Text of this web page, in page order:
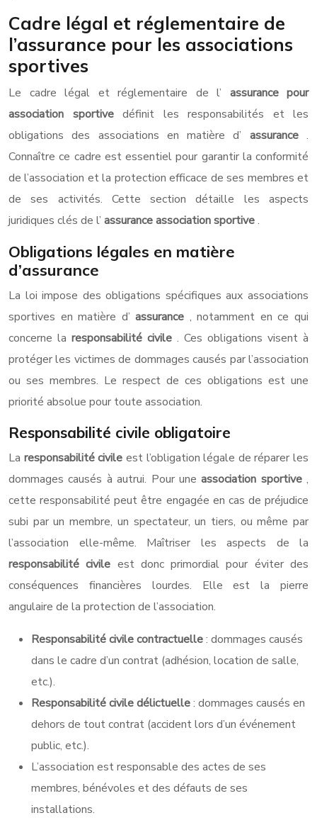
Cadre légal et réglementaire de
l’assurance pour les associations
sportives
Le cadre légal et réglementaire de l’ assurance pour
association sportive définit les responsabilités et les
obligations des associations en matière d’ assurance.
Connaître ce cadre est essentiel pour garantir la conformité
de l’association et la protection efficace de ses membres et
de ses activités. Cette section détaille les aspects
juridiques clés de l’ assurance association sportive.
Obligations légales en matière
d’assurance
La loi impose des obligations spécifiques aux associations
sportives en matière d’assurance , notamment en ce qui
concerne la responsabilité civile . Ces obligations visent à
protéger les victimes de dommages causés par l’association
ou ses membres. Le respect de ces obligations est une
priorité absolue pour toute association.
Responsabilité civile obligatoire
La responsabilité civile est l’obligation légale de réparer les
dommages causés à autrui. Pour uneassociation sportive ,
cette responsabilité peut être engagée en cas de préjudice
subi par un membre, un spectateur, un tiers, ou même par
l’association elle-même. Maîtriser les aspects de la
responsabilité civile est donc primordial pour éviter des
conséquences financières lourdes. Elle est la pierre
angulaire de la protection de l’association.
Responsabilité civile contractuelle: dommages causés
dans le cadre d’un contrat (adhésion, location de salle,
etc.).
Responsabilité civile délictuelle: dommages causés en
dehors de tout contrat (accident lors d’un événement
public, etc.).
L’association est responsable des actes de ses
membres, bénévoles et des défauts de ses
installations.